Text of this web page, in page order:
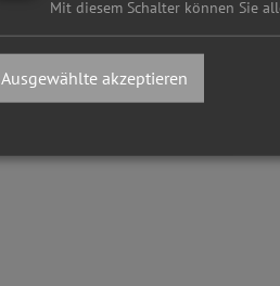
Mit diesem Schalter können Sie
Ausgewählte akzeptieren